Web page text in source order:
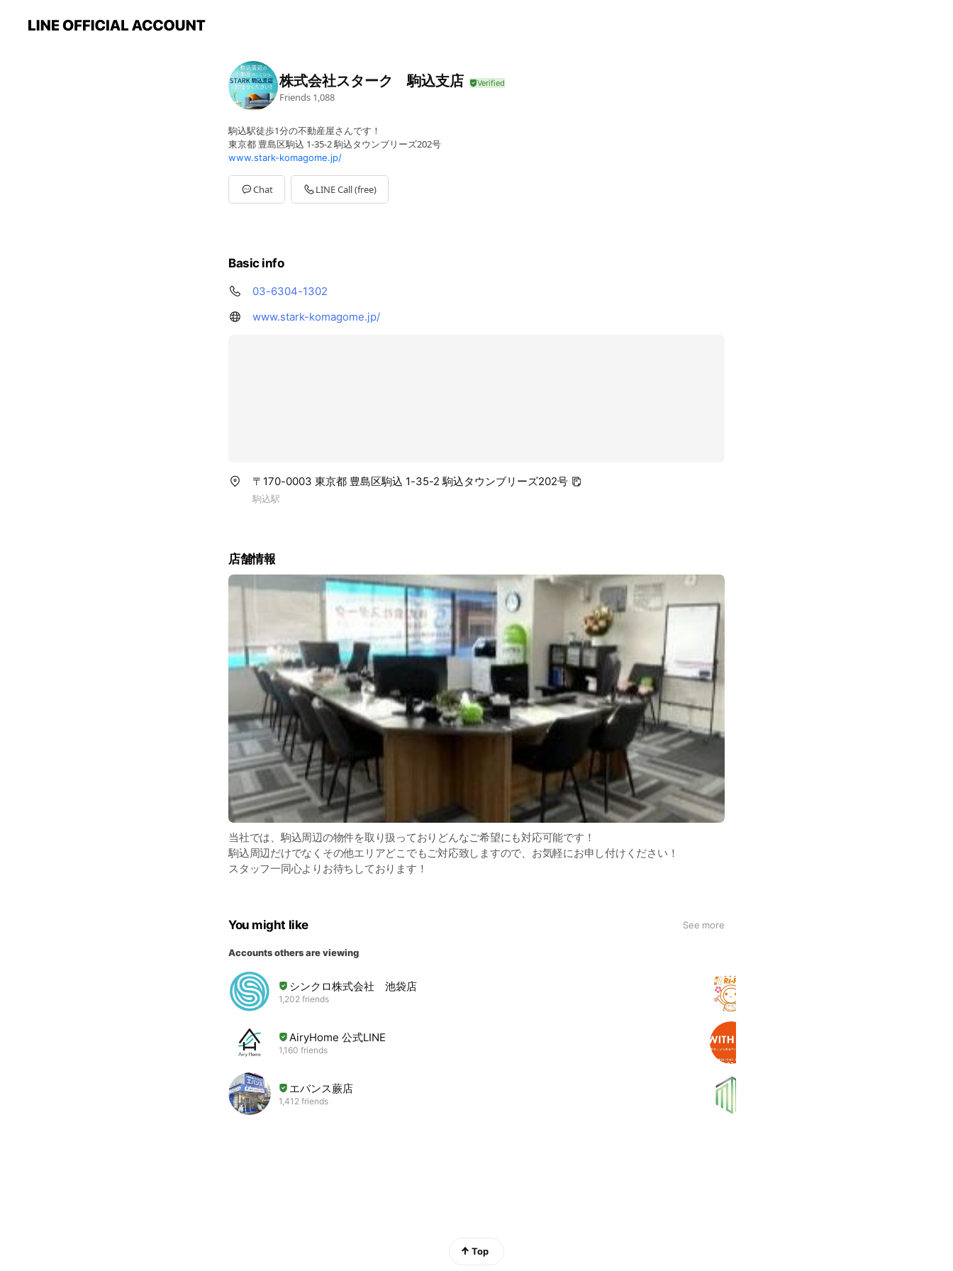
株式会社スターク 駒込支店
Friends 1,088
駒込駅徒歩1分の不動産屋さんです！
東京都 豊島区駒込 1-35-2 駒込タウンブリーズ202号
www.stark-komagome.jp/
Chat LINE Call (free)
Basic info
03-6304-1302
www.stark-komagome.jp/
〒170-0003 東京都 豊島区駒込 1-35-2 駒込タウンブリーズ202号
駒込駅
店舗情報
当社では、駒込周辺の物件を取り扱っておりどんなご希望にも対応可能です！
駒込周辺だけでなくその他エリアどこでもご対応致しますので、お気軽にお申し付けください！
スタッフ一同心よりお待ちしております！
You might like See more
Accounts others are viewing
シンクロ株式会社 池袋店
1,202 friends
AiryHome 公式LINE
1,160 friends
エバンス蕨店
1,412 friends
Top